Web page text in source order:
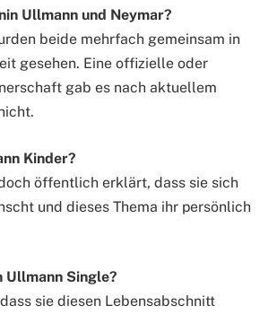
Ullmann und Neymar?
beide mehrfach gemeinsam in
gesehen. Eine offizielle oder
gab es nach aktuellem
Kinder?
öffentlich erklärt, dass sie sich
und dieses Thema ihr persönlich
Ullmann Single?
sie diesen Lebensabschnitt